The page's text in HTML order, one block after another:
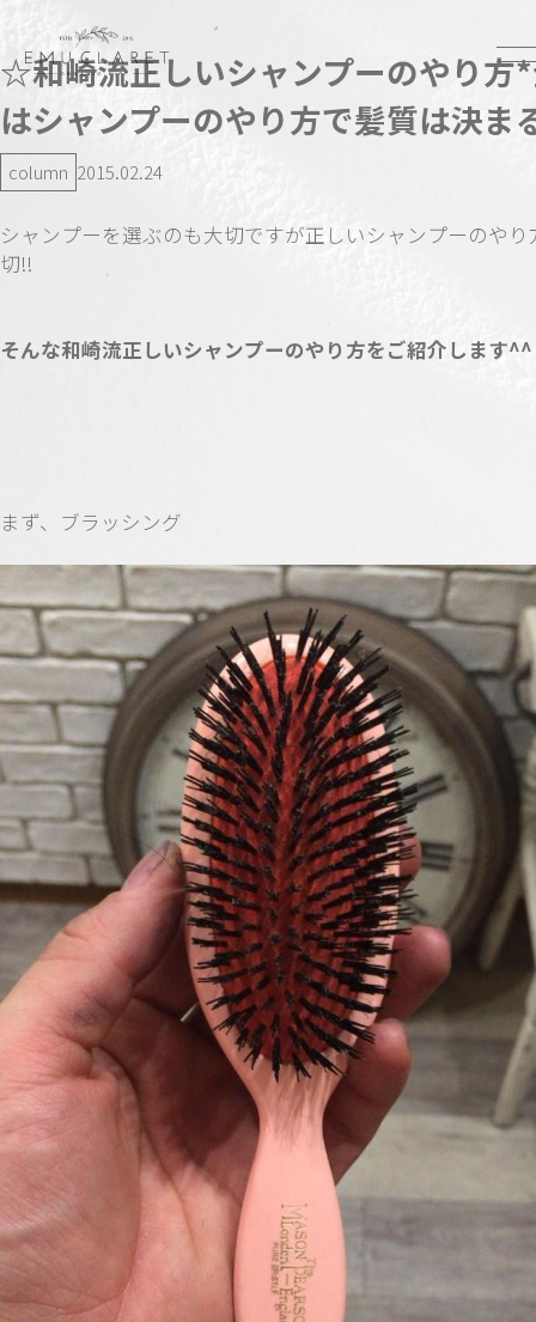
☆和崎流正しいシャンプーのやり方
はシャンプーのやり方で髪質は決
column 2015.02.24
シャンプーを選ぶのも大切ですが正しいシャンプーのやり
切!!
そんな和崎流正しいシャンプーのやり方をご紹介します^^
まず、ブラッシング